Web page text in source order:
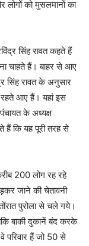
को मुसलमानों का
सिंह रावत कहते हैं
चाहते हैं। बाहर से आए
सिंह रावत के अनुसार
रहते आए हैं। यहां इस
के अध्यक्ष
हैं कि यह पूरी तरह से
200 लोग रह रहे
जाने की चेतावनी
पुरोला से चले गये।
बाकी दुकानें बंद करके
परिवार हैं जो 50 से